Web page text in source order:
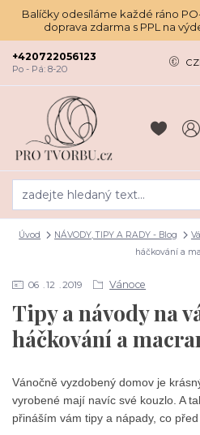
Balíčky odesíláme každé ráno
doprava zdarma s PPL na
+420722056123
Po - Pá: 8-20
Úvod NÁVODY, TIPY A RADY - Blog
háčkování a
06 12 2019 Vánoce
Tipy a návody na
háčkování a
Vánočně vyzdobený domov je
vyrobené mají navíc své kouzlo. A
přináším vám tipy a nápady, co